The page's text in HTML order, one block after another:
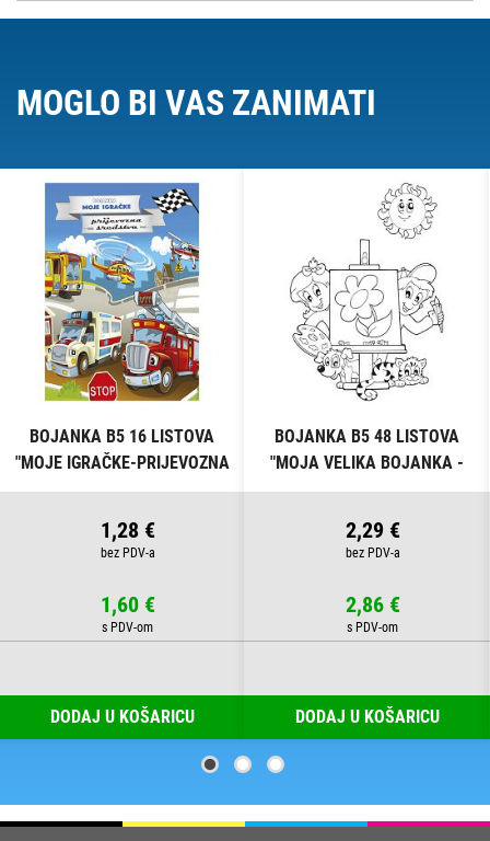
MOGLO BI VAS ZANIMATI
BOJANKA B5 16 LISTOVA
"MOJE IGRAČKE-PRIJEVOZNA
SREDSTVA" CONNECT
1,28 €
1,60 €
DODAJ U KOŠARICU
BOJANKA B5 48 LISTOVA
"MOJA VELIKA BOJANKA -
ŠARENI SVIJET" CONNECT
2,29 €
2,86 €
DODAJ U KOŠARICU